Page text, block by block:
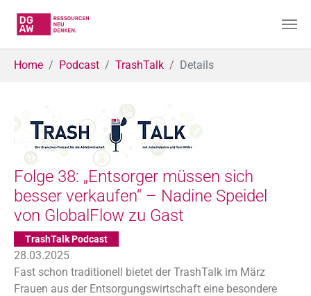
Home Podcast TrashTalk Details
Folge 38: „Entsorger müssen sich
besser verkaufen“ – Nadine Speidel
von GlobalFlow zu Gast
TrashTalk Podcast
28.03.2025
Fast schon traditionell bietet der TrashTalk im März
Frauen aus der Entsorgungswirtschaft eine besondere